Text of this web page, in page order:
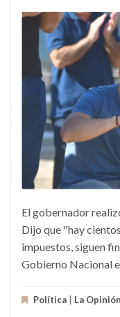
El gobernador
Dijo que "hay
impuestos, siguen
Gobierno Nacional
Política La